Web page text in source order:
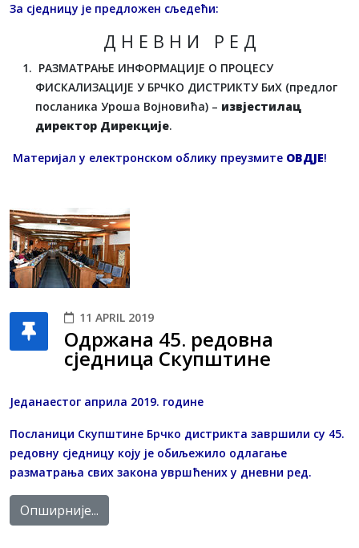
За сједницу је предложен сљедећи:
Д Н Е В Н И Р Е Д
РАЗМАТРАЊЕ ИНФОРМАЦИЈЕ О ПРОЦЕСУ
ФИСКАЛИЗАЦИЈЕ У БРЧКО ДИСТРИКТУ БиХ (предлог
посланика Уроша Војновића) – извјестилац
директор Дирекције.
Материјал у електронском облику преузмите ОВДЈЕ!
11 APRIL 2019
Одржана 45. редовна
сједница Скупштине
Једанаестог априла 2019. године
Посланици Скупштине Брчко дистрикта завршили су 45.
редовну сједницу коју је обиљежило одлагање
разматрања свих закона увршћених у дневни ред.
Опширније...